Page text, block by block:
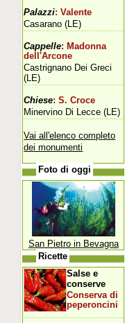
Palazzi: Valente
Casarano (LE)
Cappelle: Madonna
dell'Arcone
Castrignano Dei Greci
(LE)
Chiese: S. Croce
Minervino Di Lecce (LE)
Vai all'elenco completo
dei monumenti
Foto di oggi
San Pietro in Bevagna
Ricette
Salse e
conserve
Conserva di
peperoncini